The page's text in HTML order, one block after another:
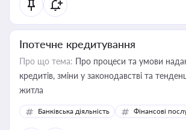
Іпотечне кредитування
Про що тема: Про процеси та умови
кредитів, зміни у законодавстві та
житла
Банківська діяльність Фінансові